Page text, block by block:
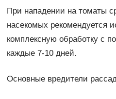
При нападении на томаты
насекомых рекомендуется
комплексную обработку с
каждые 7-10 дней.
Основные вредители